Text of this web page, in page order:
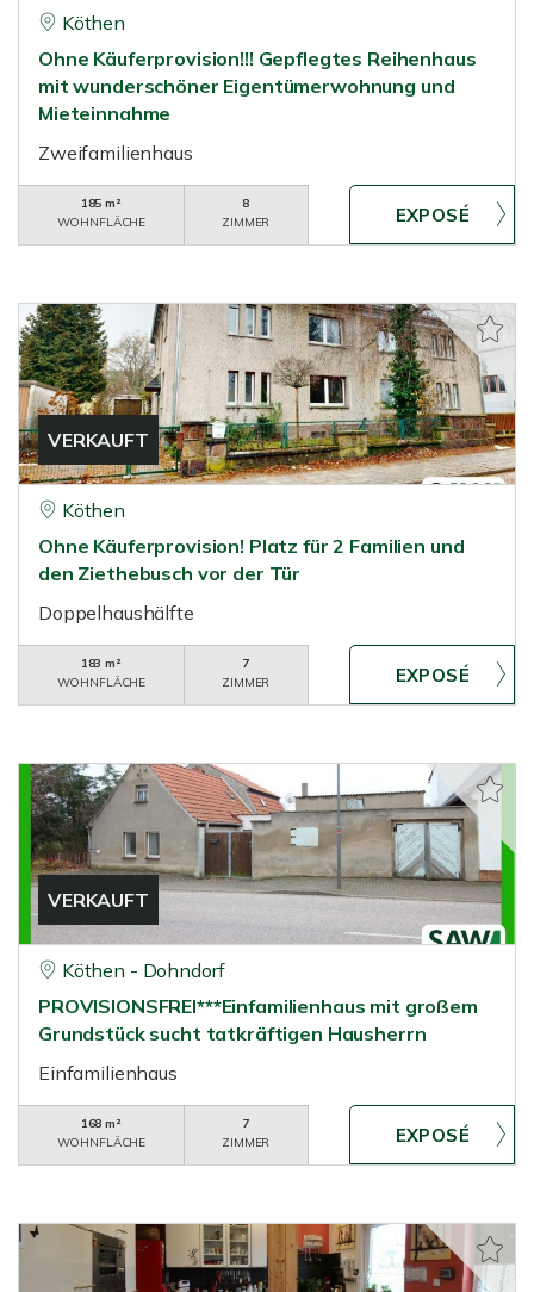
Köthen
Ohne Käuferprovision!!! Gepflegtes Reihenhaus
mit wunderschöner Eigentümerwohnung und
Mieteinnahme
Zweifamilienhaus
185 m²
WOHNFLÄCHE
8
ZIMMER
VERKAUFT
Köthen
Ohne Käuferprovision! Platz für 2 Familien und
den Ziethebusch vor der Tür
Doppelhaushälfte
183 m²
WOHNFLÄCHE
7
ZIMMER
VERKAUFT
Köthen - Dohndorf
PROVISIONSFREI***Einfamilienhaus mit großem
Grundstück sucht tatkräftigen Hausherrn
Einfamilienhaus
168 m²
WOHNFLÄCHE
7
ZIMMER